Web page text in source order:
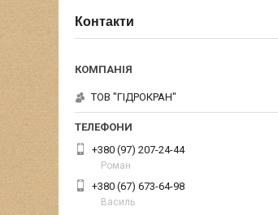
Контакти
ТОВ "ГІДРОКРАН"
+380 (97) 207-24-44
Роман
+380 (67) 673-64-98
Василь